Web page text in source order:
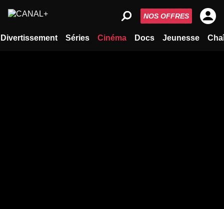
Divertissement Séries Cinéma Docs Jeunesse
NOS OFFRES